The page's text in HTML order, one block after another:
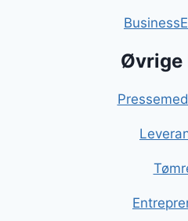
Øvrige